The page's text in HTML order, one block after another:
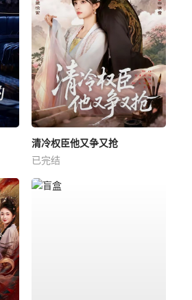
清冷权臣他又争又抢
已完结